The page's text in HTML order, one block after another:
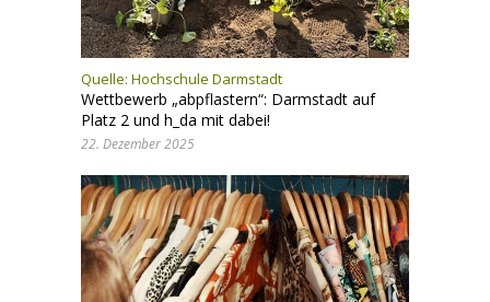
Quelle: Hochschule Darmstadt
Wettbewerb „abpflastern“: Darmstadt auf
Platz 2 und h_da mit dabei!
22. Dezember 2025